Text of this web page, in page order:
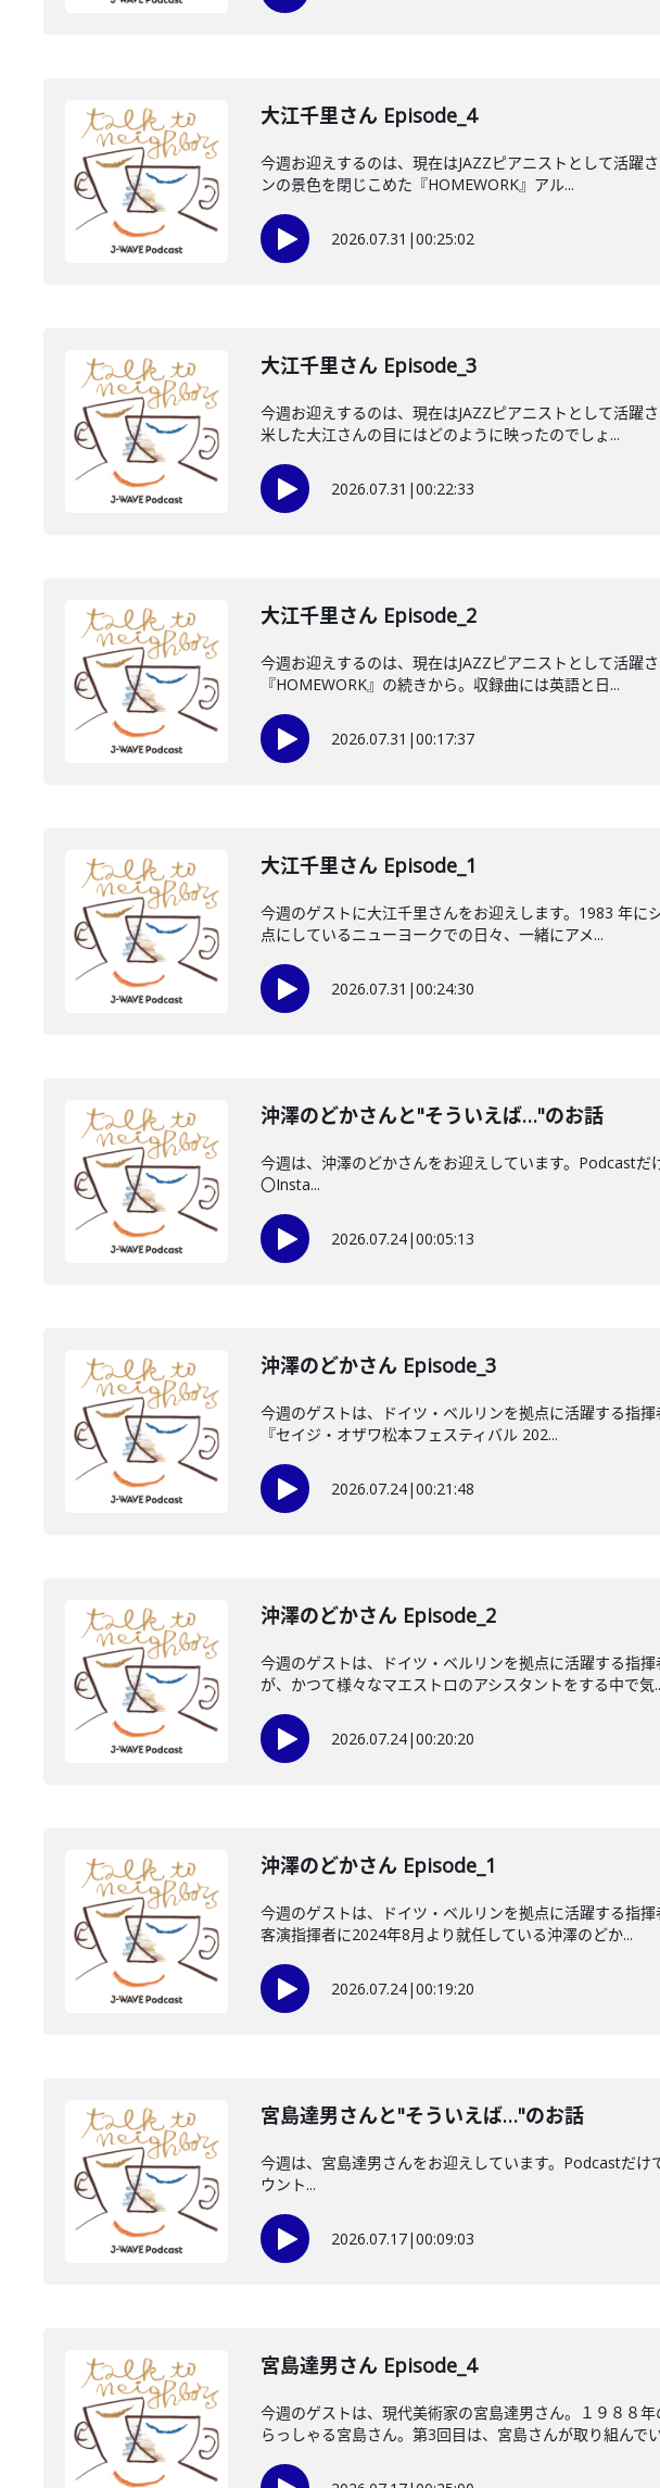
大江千里さん Episode_4
今週お迎えするのは、現在はJAZZピアニストとして活躍
ンの景色を閉じこめた『HOMEWORK』アル...
2026.07.31 |00:25:02
大江千里さん Episode_3
今週お迎えするのは、現在はJAZZピアニストとして活躍
米した大江さんの目にはどのように映ったのでしょ...
2026.07.31 |00:22:33
大江千里さん Episode_2
今週お迎えするのは、現在はJAZZピアニストとして活躍
『HOMEWORK』の続きから。収録曲には英語と日...
2026.07.31 |00:17:37
大江千里さん Episode_1
今週のゲストに大江千里さんをお迎えします。1983 年に
点にしているニューヨークでの日々、一緒にアメ...
2026.07.31 |00:24:30
沖澤のどかさんと"そういえば…"のお話
今週は、沖澤のどかさんをお迎えしています。Podcast
〇Insta...
2026.07.24|00:05:13
沖澤のどかさん Episode_3
今週のゲストは、ドイツ・ベルリンを拠点に活躍する指
『セイジ・オザワ松本フェスティバル 202...
2026.07.24|00:21:48
沖澤のどかさん Episode_2
今週のゲストは、ドイツ・ベルリンを拠点に活躍する指
が、かつて様々なマエストロのアシスタントをする中で気
2026.07.24|00:20:20
沖澤のどかさん Episode_1
今週のゲストは、ドイツ・ベルリンを拠点に活躍する指
客演指揮者に2024年8月より就任している沖澤のどか...
2026.07.24|00:19:20
宮島達男さんと"そういえば…"のお話
今週は、宮島達男さんをお迎えしています。Podcastだ
ウント...
2026.07.17|00:09:03
宮島達男さん Episode_4
今週のゲストは、現代美術家の宮島達男さん。１９８８
らっしゃる宮島さん。第3回目は、宮島さんが取り組んで